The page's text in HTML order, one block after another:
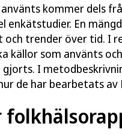
kommer dels
enkätstudier. En
och trender över tid. I
källor som använts
gjorts. I
de har bearbetats